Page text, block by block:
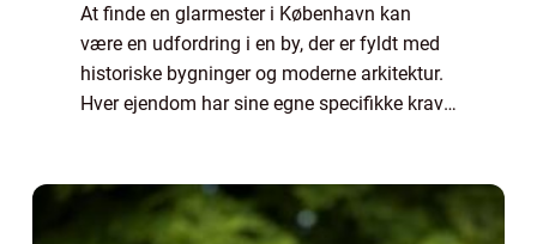
At finde en glarmester i København kan
være en udfordring i en by, der er fyldt med
historiske bygninger og moderne arkitektur.
Hver ejendom har sine egne specifikke krav,